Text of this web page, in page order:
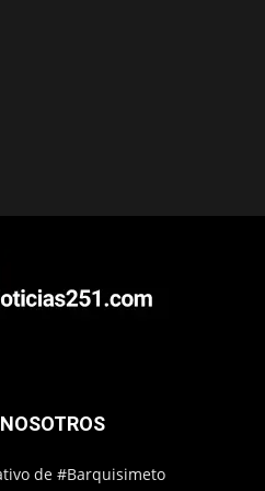
de #Barquisimeto